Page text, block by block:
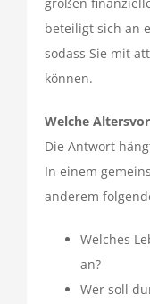
beteiligt sich an
sodass Sie mit
können.
Welche
Die Antwort
In einem
anderem
Welches
an?
Wer soll